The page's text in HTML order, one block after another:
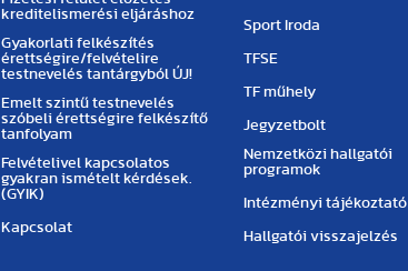
kreditelismerési eljáráshoz
Gyakorlati felkészítés
érettségire/felvételire
testnevelés tantárgyból ÚJ!
Emelt szintű testnevelés
szóbeli érettségire felkészítő
tanfolyam
Felvételivel kapcsolatos
gyakran ismételt kérdések.
(GYIK)
Kapcsolat
Sport Iroda
TFSE
TF műhely
Jegyzetbolt
Nemzetközi hallgatói
programok
Intézményi tájékoztató
Hallgatói visszajelzés